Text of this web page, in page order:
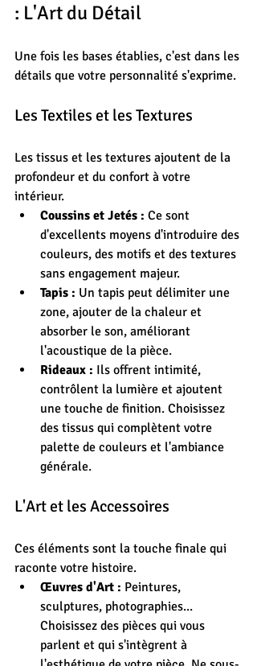
: L'Art du Détail
Une fois les bases établies, c'est dans les
détails que votre personnalité s'exprime.
Les Textiles et les Textures
Les tissus et les textures ajoutent de la
profondeur et du confort à votre
intérieur.
Coussins et Jetés : Ce sont
d'excellents moyens d'introduire des
couleurs, des motifs et des textures
sans engagement majeur.
Tapis : Un tapis peut délimiter une
zone, ajouter de la chaleur et
absorber le son, améliorant
l'acoustique de la pièce.
Rideaux : Ils offrent intimité,
contrôlent la lumière et ajoutent
une touche de finition. Choisissez
des tissus qui complètent votre
palette de couleurs et l'ambiance
générale.
L'Art et les Accessoires
Ces éléments sont la touche finale qui
raconte votre histoire.
Œuvres d'Art : Peintures,
sculptures, photographies...
Choisissez des pièces qui vous
parlent et qui s'intègrent à